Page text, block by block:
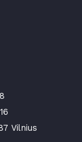
Vilnius